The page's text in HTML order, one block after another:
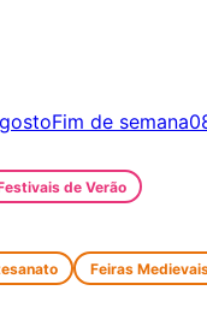
Fim de semana
de Verão
Feiras